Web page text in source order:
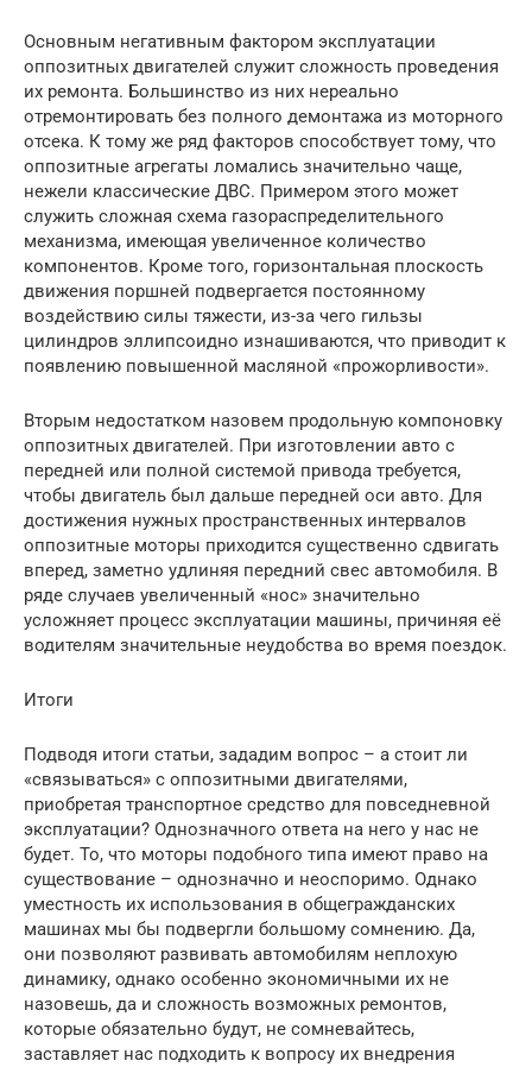
Основным негативным фактором эксплуатации
оппозитных двигателей служит сложность проведения
их ремонта. Большинство из них нереально
отремонтировать без полного демонтажа из моторного
отсека. К тому же ряд факторов способствует тому, что
оппозитные агрегаты ломались значительно чаще,
нежели классические ДВС. Примером этого может
служить сложная схема газораспределительного
механизма, имеющая увеличенное количество
компонентов. Кроме того, горизонтальная плоскость
движения поршней подвергается постоянному
воздействию силы тяжести, из-за чего гильзы
цилиндров эллипсоидно изнашиваются, что приводит к
появлению повышенной масляной «прожорливости».
Вторым недостатком назовем продольную компоновку
оппозитных двигателей. При изготовлении авто с
передней или полной системой привода требуется,
чтобы двигатель был дальше передней оси авто. Для
достижения нужных пространственных интервалов
оппозитные моторы приходится существенно сдвигать
вперед, заметно удлиняя передний свес автомобиля. В
ряде случаев увеличенный «нос» значительно
усложняет процесс эксплуатации машины, причиняя её
водителям значительные неудобства во время поездок.
Итоги
Подводя итоги статьи, зададим вопрос – а стоит ли
«связываться» с оппозитными двигателями,
приобретая транспортное средство для повседневной
эксплуатации? Однозначного ответа на него у нас не
будет. То, что моторы подобного типа имеют право на
существование – однозначно и неоспоримо. Однако
уместность их использования в общегражданских
машинах мы бы подвергли большому сомнению. Да,
они позволяют развивать автомобилям неплохую
динамику, однако особенно экономичными их не
назовешь, да и сложность возможных ремонтов,
которые обязательно будут, не сомневайтесь,
заставляет нас подходить к вопросу их внедрения